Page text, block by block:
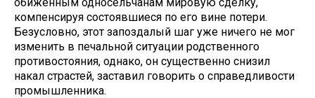
компенсируя состоявшиеся по его вине потери.
Безусловно, этот запоздалый шаг уже ничего не мог
изменить в печальной ситуации родственного
противостояния, однако, он существенно снизил
накал страстей, заставил говорить о справедливости
промышленника.